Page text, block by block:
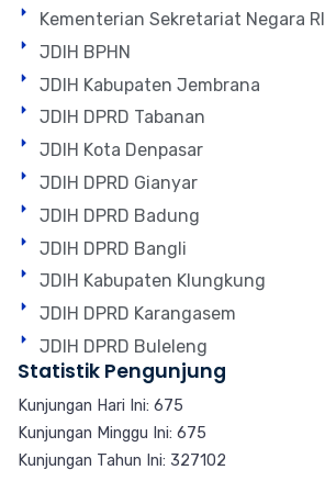
Kementerian Sekretariat Negara RI
JDIH BPHN
JDIH Kabupaten Jembrana
JDIH DPRD Tabanan
JDIH Kota Denpasar
JDIH DPRD Gianyar
JDIH DPRD Badung
JDIH DPRD Bangli
JDIH Kabupaten Klungkung
JDIH DPRD Karangasem
JDIH DPRD Buleleng
Statistik Pengunjung
Kunjungan Hari Ini: 675
Kunjungan Minggu Ini: 675
Kunjungan Tahun Ini: 327102